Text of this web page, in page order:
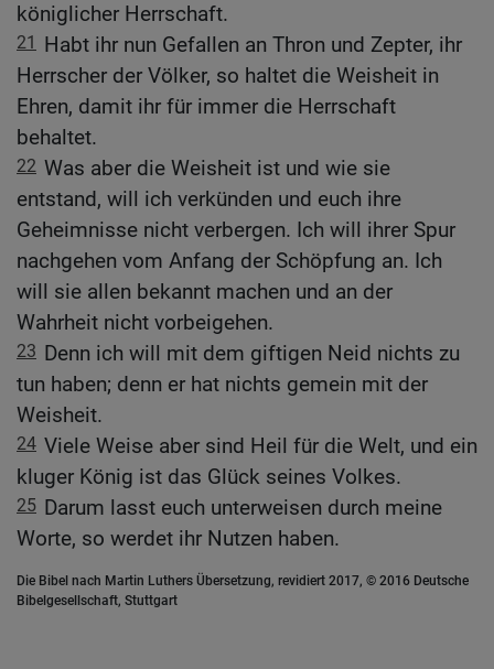
königlicher Herrschaft.
21
Habt ihr nun Gefallen an Thron und Zepter, ihr
Herrscher der Völker, so haltet die Weisheit in
Ehren, damit ihr für immer die Herrschaft
behaltet.
22 Was aber die Weisheit ist und wie sie
entstand, will ich verkünden und euch ihre
Geheimnisse nicht verbergen. Ich will ihrer Spur
nachgehen vom Anfang der Schöpfung an. Ich
will sie allen bekannt machen und an der
Wahrheit nicht vorbeigehen.
23 Denn ich will mit dem giftigen Neid nichts zu
tun haben; denn er hat nichts gemein mit der
Weisheit.
24 Viele Weise aber sind Heil für die Welt, und ein
kluger König ist das Glück seines Volkes.
25 Darum lasst euch unterweisen durch meine
Worte, so werdet ihr Nutzen haben.
Die Bibel nach Martin Luthers Übersetzung, revidiert 2017, © 2016 Deutsche
Bibelgesellschaft, Stuttgart